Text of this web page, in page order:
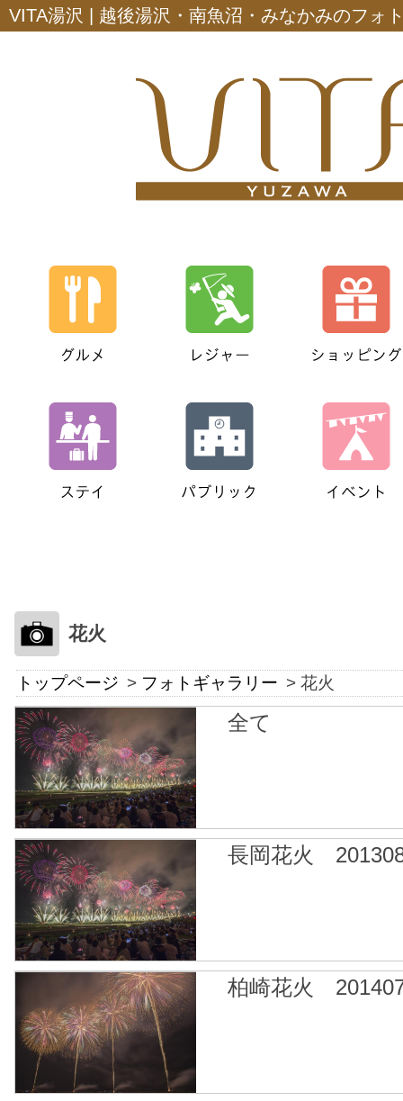
VITA湯沢 | 越後湯沢・南魚沼・みなかみのフ
花火
トップページ フォトギャラリー 花火
全て
長岡花火
柏崎花火